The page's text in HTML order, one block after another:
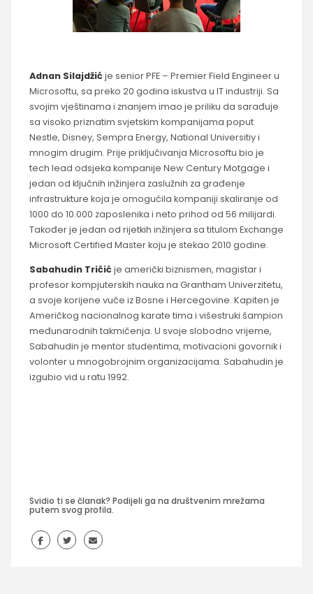
Adnan Silajdžićje senior PFE – Premier Field Engineer u
Microsoftu, sa preko 20 godina iskustva u IT industriji. Sa
svojim vještinama i znanjem imao je priliku da sarađuje
sa visoko priznatim svjetskim kompanijama poput
Nestle, Disney, Sempra Energy, National Universitiy i
mnogim drugim. Prije priključivanja Microsoftu bio je
tech lead odsjeka kompanije New Century Motgage i
jedan od ključnih inžinjera zaslužnih za građenje
infrastrukture koja je omogućila kompaniji skaliranje od
1000 do 10.000 zaposlenika i neto prihod od 56 milijardi.
Također je jedan od rijetkih inžinjera sa titulom Exchange
Microsoft Certified Master koju je stekao 2010 godine.
Sabahudin Tričićje američki biznismen, magistar i
profesor kompjuterskih nauka na Grantham Univerzitetu,
a svoje korijene vuče iz Bosne i Hercegovine. Kapiten je
Američkog nacionalnog karate tima i višestruki šampion
međunarodnih takmičenja. U svoje slobodno vrijeme,
Sabahudin je mentor studentima, motivacioni govornik i
volonter u mnogobrojnim organizacijama. Sabahudin je
izgubio vid u ratu 1992.
Svidio ti se članak? Podijeli ga na društvenim mrežama
putem svog profila.